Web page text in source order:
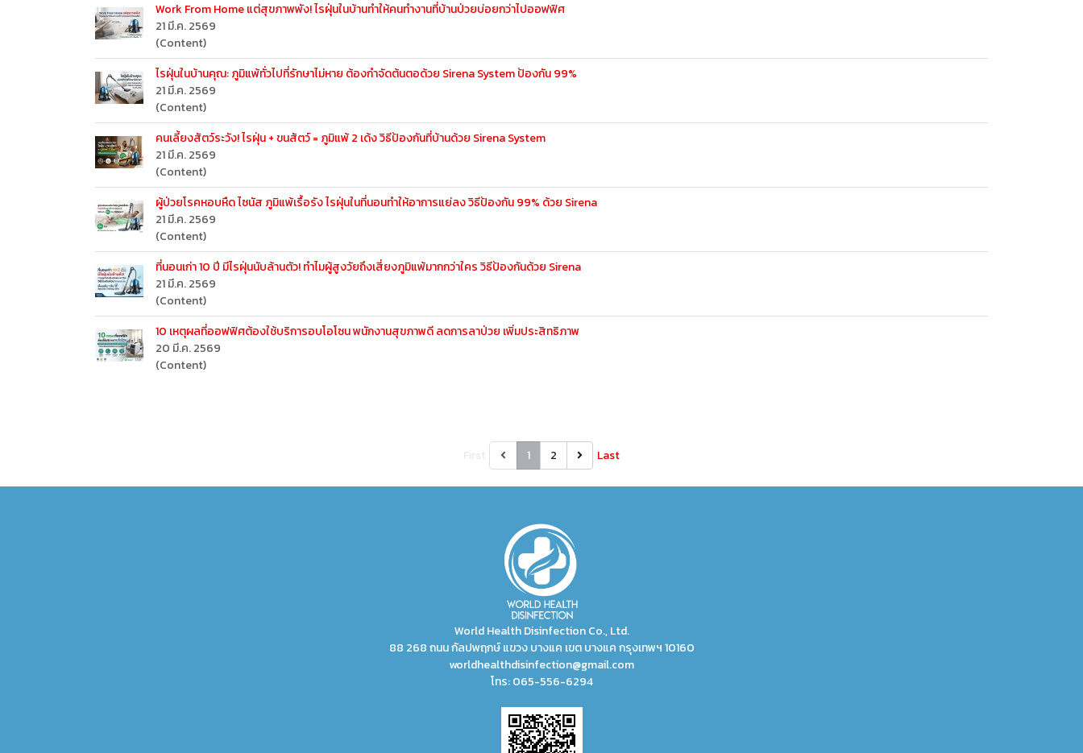
Work From Home แต่สุขภาพพัง! ไรฝุ่นในบ้านทำให้คนทำงานที่บ้านป่วยบ่อยกว่าไปออฟฟิศ
21 มี.ค. 2569
(Content)
ไรฝุ่นในบ้านคุณ: ภูมิแพ้ทั่วไปที่รักษาไม่หาย ต้องกำจัดต้นตอด้วย Sirena System ป้องกัน 99%
21 มี.ค. 2569
(Content)
คนเลี้ยงสัตว์ระวัง! ไรฝุ่น + ขนสัตว์ = ภูมิแพ้ 2 เด้ง วิธีป้องกันที่บ้านด้วย Sirena System
21 มี.ค. 2569
(Content)
ผู้ป่วยโรคหอบหืด ไซนัส ภูมิแพ้เรื้อรัง ไรฝุ่นในที่นอนทำให้อาการแย่ลง วิธีป้องกัน 99% ด้วย Sirena
21 มี.ค. 2569
(Content)
ที่นอนเก่า 10 ปี มีไรฝุ่นนับล้านตัว! ทำไมผู้สูงวัยถึงเสี่ยงภูมิแพ้มากกว่าใคร วิธีป้องกันด้วย Sirena
21 มี.ค. 2569
(Content)
10 เหตุผลที่ออฟฟิศต้องใช้บริการอบโอโซน พนักงานสุขภาพดี ลดการลาป่วย เพิ่มประสิทธิภาพ
20 มี.ค. 2569
(Content)
1 2 Last
World Health Disinfection Co., Ltd.
88 268 ถนน กัลปพฤกษ์ แขวง บางแค เขต บางแค กรุงเทพฯ 10160
worldhealthdisinfection@gmail.com
โทร:065-556-6294